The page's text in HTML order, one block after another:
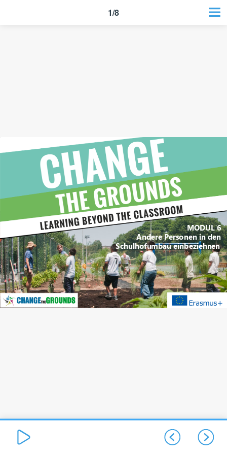
MODUL 6
Andere Personen in den
Schulhofumbau einbeziehnen
1/8